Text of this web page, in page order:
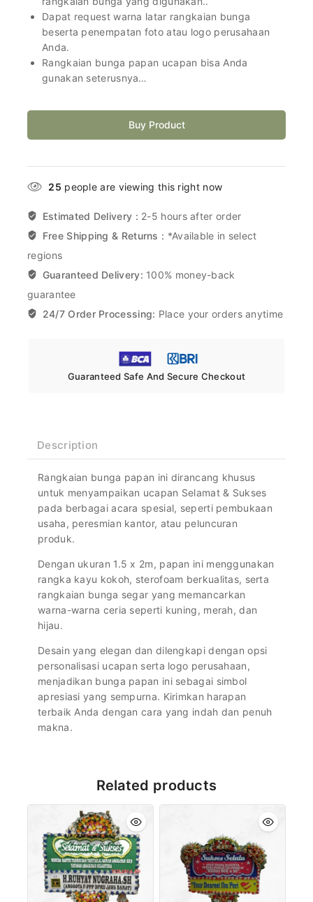
Dapat request warna latar rangkaian bunga
beserta penempatan foto atau logo perusahaan
Anda.
Rangkaian bunga papan ucapan bisa Anda
gunakan seterusnya…
Buy Product
25 people are viewing this right now
Estimated Delivery : 2-5 hours after order
Free Shipping & Returns : *Available in select
regions
Guaranteed Delivery: 100% money-back
guarantee
24/7 Order Processing: Place your orders anytime
Guaranteed Safe And Secure Checkout
Description
Rangkaian bunga papan ini dirancang khusus
untuk menyampaikan ucapan Selamat & Sukses
pada berbagai acara spesial, seperti pembukaan
usaha, peresmian kantor, atau peluncuran
produk.
Dengan ukuran 1.5 x 2m, papan ini menggunakan
rangka kayu kokoh, sterofoam berkualitas, serta
rangkaian bunga segar yang memancarkan
warna-warna ceria seperti kuning, merah, dan
hijau.
Desain yang elegan dan dilengkapi dengan opsi
personalisasi ucapan serta logo perusahaan,
menjadikan bunga papan ini sebagai simbol
apresiasi yang sempurna. Kirimkan harapan
terbaik Anda dengan cara yang indah dan penuh
makna.
Related products